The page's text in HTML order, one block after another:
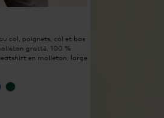
col, poignets, col et bas
gratté, 100 %
en molleton, large